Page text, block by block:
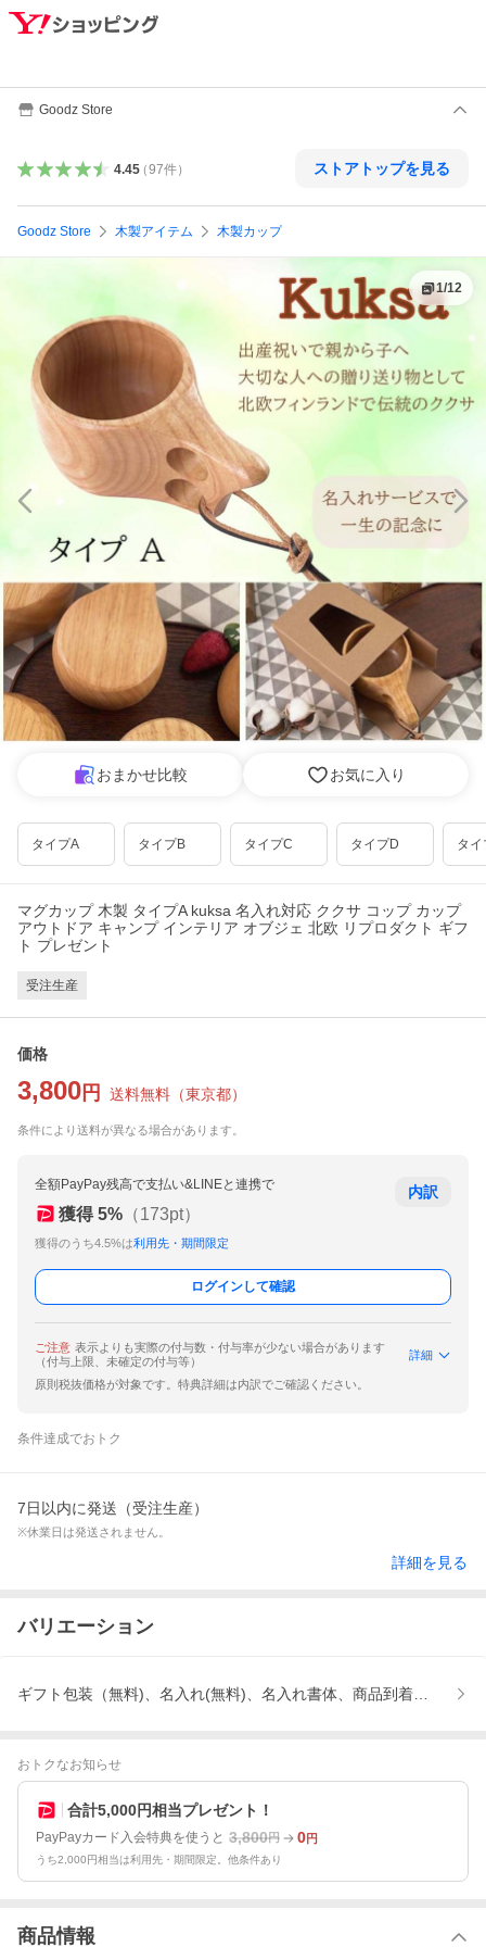
Goodz Store
4.45（97件） ストアトップを見る
Goodz Store 木製アイテム 木製カップ
1/12
おまかせ比較 お気に入り
タイプA タイプB タイプC タイプD タイ
マグカップ 木製 タイプA kuksa 名入れ対応 ククサ コップ カップ
アウトドア キャンプ インテリア オブジェ 北欧 リプロダクト ギフ
ト プレゼント
受注生産
価格
3,800 円 送料無料 （東京都）
条件により送料が異なる場合があります。
全額PayPay残高で支払い&LINEと連携で
獲得 5% （173pt）
獲得のうち4.5%は利用先・期間限定
内訳
ログインして確認
ご注意 表示よりも実際の付与数・付与率が少ない場合があります
（付与上限、未確定の付与等）
詳細
原則税抜価格が対象です。特典詳細は内訳でご確認ください。
条件達成でおトク
7日以内に発送（受注生産）
※休業日は発送されません。
詳細を見る
バリエーション
ギフト包装（無料)、名入れ(無料)、名入れ書体、商品到着後のレビ
おトクなお知らせ
合計5,000円相当プレゼント！
PayPayカード入会特典を使うと 3,800円 0円
うち2,000円相当は利用先・期間限定。他条件あり
商品情報